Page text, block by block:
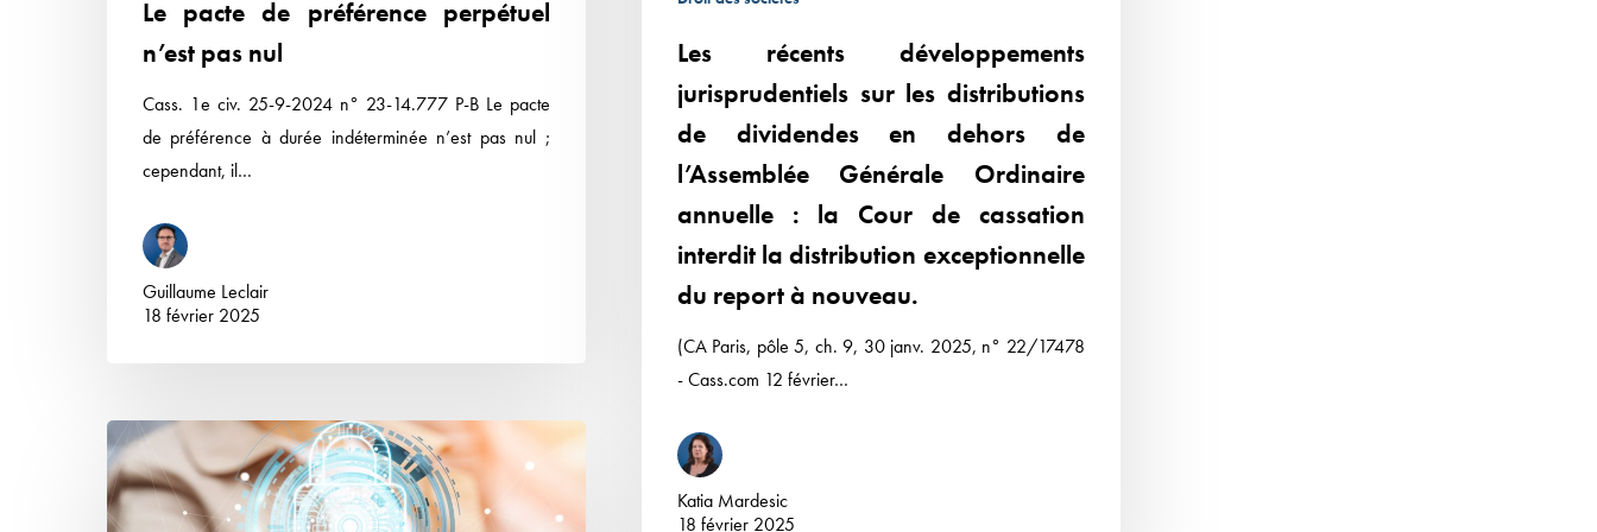
Le pacte de préférence perpétuel
n’est pas nul
Cass. 1e civ. 25-9-2024 n° 23-14.777 P-B Le pacte
de préférence à durée indéterminée n’est pas nul ;
cependant, il…
Guillaume Leclair
18 février 2025
l’Assemblée
Générale
Ordinaire
cassation
distribution
Les récents développements
jurisprudentiels sur les distributions
de dividendes en dehors de
l’Assemblée Générale Ordinaire
annuelle : la Cour de cassation
interdit la distribution exceptionnelle
du report à nouveau.
(CA Paris, pôle 5, ch. 9, 30 janv. 2025, n° 22/17478
- Cass.com 12 février…
Katia Mardesic
18 février 2025
Restriction
de
l’accès